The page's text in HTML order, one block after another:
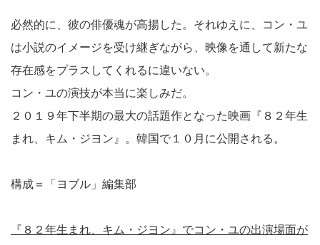
必然的に、彼の俳優魂が高揚した。それゆえに、コン・ユ
は小説のイメージを受け継ぎながら、映像を通して新たな
存在感をプラスしてくれるに違いない。
コン・ユの演技が本当に楽しみだ。
２０１９年下半期の最大の話題作となった映画『８２年生
まれ、キム・ジヨン』。韓国で１０月に公開される。
構成＝「ヨブル」編集部
『８２年生まれ、キム・ジヨン』でコン・ユの出演場面が